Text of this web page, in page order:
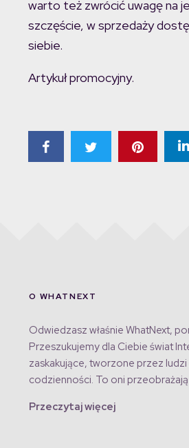
warto też zwrócić uwagę na
szczęście, w sprzedaży
siebie.
Artykuł promocyjny.
O WHATNEXT
Odwiedzasz właśnie WhatNext,
Przeszukujemy dla Ciebie świat
zaskakujące, tworzone przez
codzienności. To oni
Przeczytaj więcej